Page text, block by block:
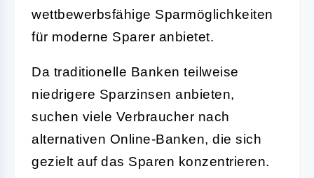
wettbewerbsfähige Sparmöglichkeiten
für moderne Sparer anbietet.
Da traditionelle Banken teilweise
niedrigere Sparzinsen anbieten,
suchen viele Verbraucher nach
alternativen Online-Banken, die sich
gezielt auf das Sparen konzentrieren.